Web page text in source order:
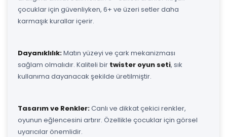
çocuklar için güvenliyken, 6+ ve üzeri setler daha
karmaşık kurallar içerir.
Dayanıklılık:Matın yüzeyi ve çark mekanizması
sağlam olmalıdır. Kaliteli bir twister oyun seti, sık
kullanıma dayanacak şekilde üretilmiştir.
Tasarım ve Renkler:Canlı ve dikkat çekici renkler,
oyunun eğlencesini artırır. Özellikle çocuklar için görsel
uyarıcılar önemlidir.